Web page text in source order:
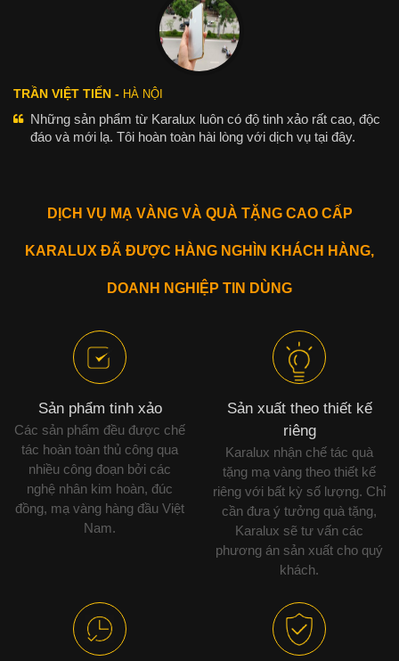
TRẦN VIỆT TIẾN - HÀ NỘI
Những sản phẩm từ Karalux luôn có độ tinh xảo rất cao, độc
đáo và mới lạ. Tôi hoàn toàn hài lòng với dịch vụ tại đây.
DỊCH VỤ MẠ VÀNG VÀ QUÀ TẶNG CAO CẤP
KARALUX ĐÃ ĐƯỢC HÀNG NGHÌN KHÁCH HÀNG,
DOANH NGHIỆP TIN DÙNG
Sản phẩm tinh xảo
Các sản phẩm đều được chế
tác hoàn toàn thủ công qua
nhiều công đoạn bởi các
nghệ nhân kim hoàn, đúc
đồng, mạ vàng hàng đầu Việt
Nam.
Sản xuất theo thiết kế
riêng
Karalux nhận chế tác quà
tặng mạ vàng theo thiết kế
riêng với bất kỳ số lượng. Chỉ
cần đưa ý tưởng quà tặng,
Karalux sẽ tư vấn các
phương án sản xuất cho quý
khách.